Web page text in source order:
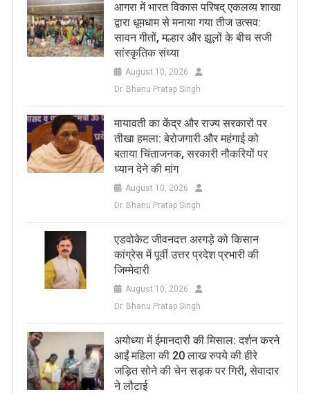
आगरा में भारत विकास परिषद् एकलव्य शाखा
द्वारा धूमधाम से मनाया गया तीज उत्सव:
सावन गीतों, मल्हार और झूलों के बीच सजी
सांस्कृतिक संध्या
August 10, 2026
Dr. Bhanu Pratap Singh
मायावती का केंद्र और राज्य सरकारों पर
तीखा हमला: बेरोजगारी और महंगाई को
बताया चिंताजनक, सरकारी नौकरियों पर
ध्यान देने की मांग
August 10, 2026
Dr. Bhanu Pratap Singh
एडवोकेट जीवनदत्त अरगड़े को किसान
कांग्रेस में पूर्वी उत्तर प्रदेश प्रभारी की
जिम्मेदारी
August 10, 2026
Dr. Bhanu Pratap Singh
अयोध्या में ईमानदारी की मिसाल: दर्शन करने
आईं महिला की 20 लाख रुपये की हीरे
जड़ित सोने की चेन सड़क पर गिरी, सेवादार
ने लौटाई